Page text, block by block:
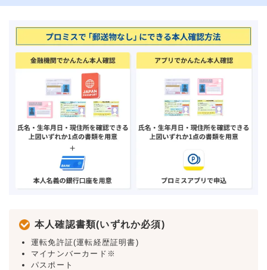
本人確認書類(いずれか必須)
運転免許証(運転経歴証明書)
マイナンバーカード※
パスポート